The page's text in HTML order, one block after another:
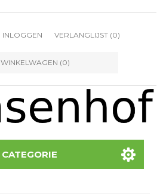
INLOGGEN VERLANGLIJST (0)
WINKELWAGEN (0)
CATEGORIE